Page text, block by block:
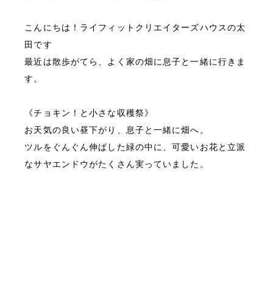
こんにちは！ライフィットクリエイターズハウスの太
田です
最近は散歩がてら、よく家の畑に息子と一緒に行きま
《チョキン！と小さな収穫祭》
お天気の良い昼下がり、息子と一緒に畑へ。
ツルをぐんぐん伸ばした緑の中に、可愛いお花と立派
なサヤエンドウがたくさん実っていました。